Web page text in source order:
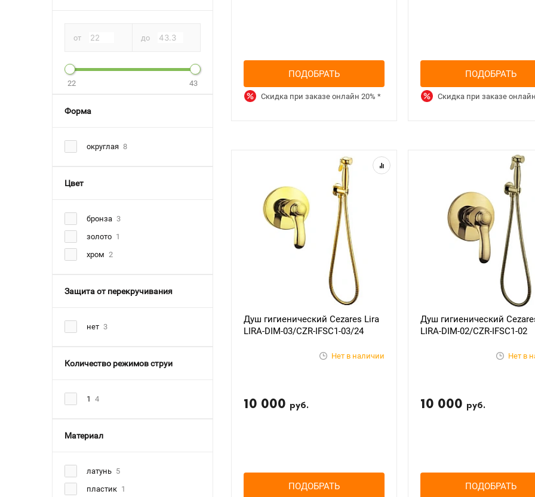
от до
22 43
Форма
округлая 8
Цвет
бронза 3
золото 1
хром 2
Защита от перекручивания
нет 3
Количество режимов струи
1 4
Материал
латунь 5
пластик 1
ПОДОБРАТЬ
Скидка при заказе онлайн20%*
ПОДОБРАТЬ
Скидка при заказе онлайн
Душ гигиенический Cezares Lira
LIRA-DIM-03/CZR-IFSC1-03/24
Нет в наличии
10 000 руб.
ПОДОБРАТЬ
Душ гигиенический Cezares Lira
LIRA-DIM-02/CZR-IFSC1-02
Нет в
10 000 руб.
ПОДОБРАТЬ